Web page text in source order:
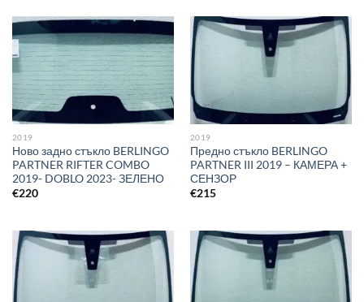
2019
Ново задно стъкло BERLINGO
PARTNER RIFTER COMBO
2019- DOBLO 2023- ЗЕЛЕНО
€220
2019
Предно стъкло BERLINGO
PARTNER III 2019 – КАМЕРА +
СЕНЗОР
€215